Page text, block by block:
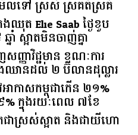
លទៅ ស្រស់ ស្រគត់ស្រគំ
ត Elie Saab ថ្ងៃខួប
ស្អាតមិនចាញ់គ្នា
សញ្ញា​វិជ្ជមាន​ ​ខណៈ​ការ​
ឈានដល់​ ​២​ ​ប៊ីលាន​ដុល្លារ​
ាកាសកម្ពុជាកើន ២១%
ក្នុងរយៈពេល ៧ខែ
ាស្រស់ស្អាត និងជាយីហោ